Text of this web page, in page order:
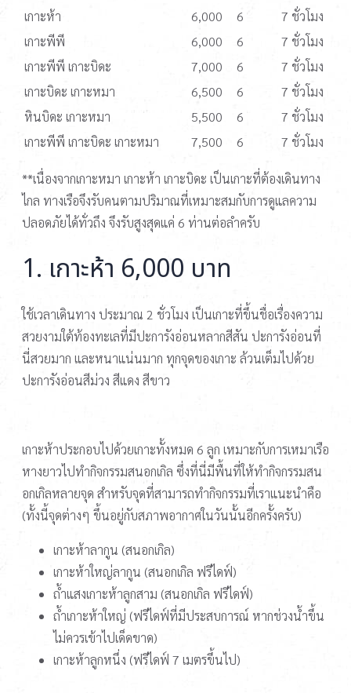
เกาะห้า
6,000 6
7 ชั่วโมง
เกาะพีพี
6,000 6
7 ชั่วโมง
เกาะพีพี เกาะบิดะ
7,000 6
7 ชั่วโมง
เกาะบิดะ เกาะหมา
6,500 6
7 ชั่วโมง
หินบิดะ เกาะหมา
5,500 6
7 ชั่วโมง
เกาะพีพี เกาะบิดะ เกาะหมา
7,500 6 7 ชั่วโมง
**เนื่องจากเกาะหมา เกาะห้า เกาะบิดะ เป็นเกาะที่ต้องเดินทาง
ไกล ทางเรือจึงรับคนตามปริมาณที่เหมาะสมกับการดูแลความ
ปลอดภัยได้ทั่วถึง จึงรับสูงสุดแค่ 6 ท่านต่อลำครับ
1. เกาะห้า 6,000 บาท
ใช้เวลาเดินทาง ประมาณ 2 ชั่วโมง เป็นเกาะที่ขึ้นชื่อเรื่องความ
สวยงามใต้ท้องทะเลที่มีปะการังอ่อนหลากสีสัน ปะการังอ่อนที่
นี่สวยมาก และหนาแน่นมาก ทุกจุดของเกาะ ล้วนเต็มไปด้วย
ปะการังอ่อนสีม่วง สีแดง สีขาว
เกาะห้าประกอบไปด้วยเกาะทั้งหมด 6 ลูก เหมาะกับการเหมาเรือ
หางยาวไปทำกิจกรรมสนอกเกิล ซึ่งที่นี่มีพื้นที่ให้ทำกิจกรรมสน
อกเกิลหลายจุด สำหรับจุดที่สามารถทำกิจกรรมที่เราแนะนำคือ
(ทั้งนี้จุดต่างๆ ขึ้นอยู่กับสภาพอากาศในวันนั้นอีกครั้งครับ)
เกาะห้าลากูน (สนอกเกิล)
เกาะห้าใหญ่ลากูน (สนอกเกิล ฟรีไดฟ์)
ถ้ำแสงเกาะห้าลูกสาม (สนอกเกิล ฟรีไดฟ์)
ถ้ำเกาะห้าใหญ่ (ฟรีไดฟ์ที่มีประสบการณ์ หากช่วงน้ำขึ้น
ไม่ควรเข้าไปเด็ดขาด)
เกาะห้าลูกหนึ่ง (ฟรีไดฟ์ 7 เมตรขึ้นไป)